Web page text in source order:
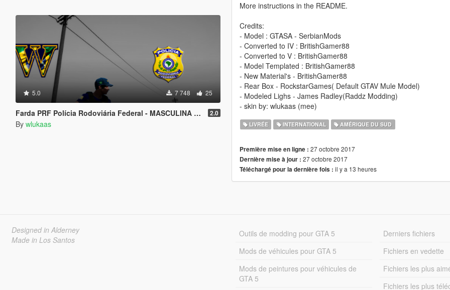
5.0 7 748 25
Farda PRF Polícia Rodoviária Federal - MASCULINA E FEMININA 2.0
By wlukaas
More instructions in the README.
Credits:
- Model : GTASA - SerbianMods
- Converted to IV : BritishGamer88
- Converted to V : BritishGamer88
- Model Templated : BritishGamer88
- New Material's - BritishGamer88
- Rear Box - RockstarGames( Default GTAV Mule Model)
- Modeled Lighs - James Radley(Raddz Modding)
- skin by: wlukaas (mee)
LIVRÉE INTERNATIONAL AMÉRIQUE DU SUD
Première mise en ligne : 27 octobre 2017
Dernière mise à jour : 27 octobre 2017
Téléchargé pour la dernière fois : il y a 13 heures
Designed in Alderney
Made in Los Santos
Outils de modding pour GTA 5
Mods de véhicules pour GTA 5
Mods de peintures pour véhicules de
GTA 5
Derniers fichiers
Fichiers en vedette
Fichiers les plus
Fichiers les plus